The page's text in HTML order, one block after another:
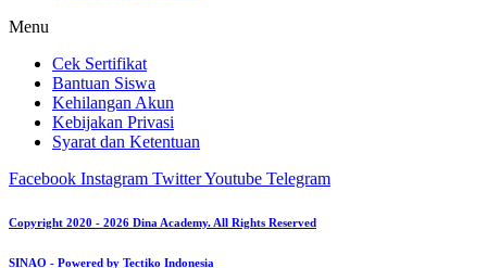
Menu
Cek Sertifikat
Bantuan Siswa
Kehilangan Akun
Kebijakan Privasi
Syarat dan Ketentuan
Facebook Instagram TwitterYoutube Telegram
Copyright 2020 - 2026 Dina Academy. All Rights Reserved
SINAO - Powered by Tectiko Indonesia